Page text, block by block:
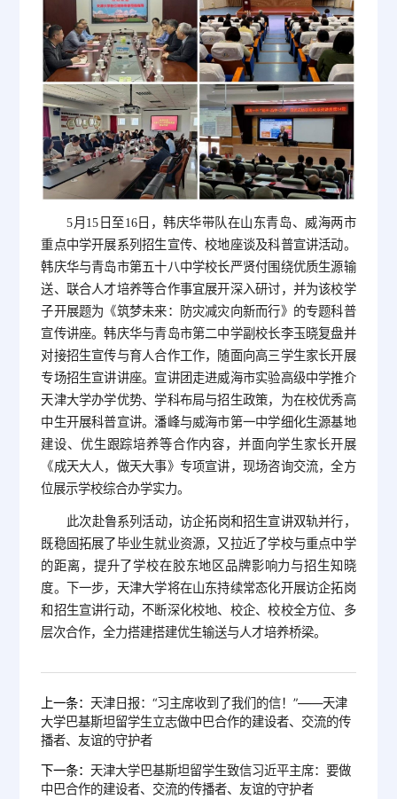
5月15日至16日，韩庆华带队在山东青岛、威海两市
重点中学开展系列招生宣传、校地座谈及科普宣讲活动。
韩庆华与青岛市第五十八中学校长严贤付围绕优质生源输
送、联合人才培养等合作事宜展开深入研讨，并为该校学
子开展题为《筑梦未来：防灾减灾向新而行》的专题科普
宣传讲座。韩庆华与青岛市第二中学副校长李玉晓复盘并
对接招生宣传与育人合作工作，随面向高三学生家长开展
专场招生宣讲讲座。宣讲团走进威海市实验高级中学推介
天津大学办学优势、学科布局与招生政策，为在校优秀高
中生开展科普宣讲。潘峰与威海市第一中学细化生源基地
建设、优生跟踪培养等合作内容，并面向学生家长开展
《成天大人，做天大事》专项宣讲，现场咨询交流，全方
位展示学校综合办学实力。
此次赴鲁系列活动，访企拓岗和招生宣讲双轨并行，
既稳固拓展了毕业生就业资源，又拉近了学校与重点中学
的距离，提升了学校在胶东地区品牌影响力与招生知晓
度。下一步，天津大学将在山东持续常态化开展访企拓岗
和招生宣讲行动，不断深化校地、校企、校校全方位、多
层次合作，全力搭建搭建优生输送与人才培养桥梁。
上一条： 天津日报：“习主席收到了我们的信！”——天津
大学巴基斯坦留学生立志做中巴合作的建设者、交流的传
播者、友谊的守护者
下一条： 天津大学巴基斯坦留学生致信习近平主席：要做
中巴合作的建设者、交流的传播者、友谊的守护者